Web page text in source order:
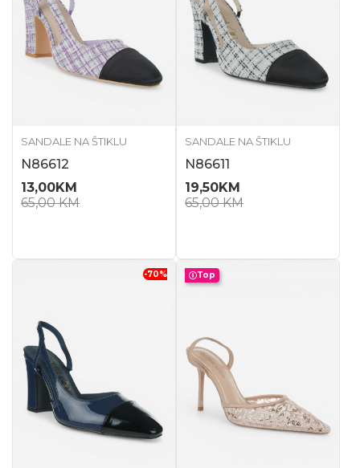
SANDALE NA ŠTIKLU
N86612
13,00KM
65,00KM
SANDALE NA ŠTIKLU
N86611
19,50KM
65,00KM
-70% Top